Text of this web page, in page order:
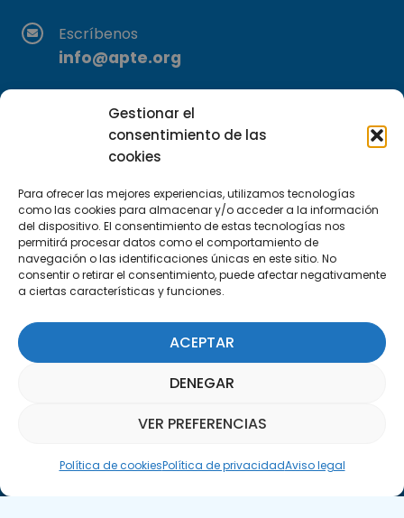
Gestionar el
consentimiento de las
cookies
Para ofrecer las mejores experiencias, utilizamos tecnologías
como las cookies para almacenar y/o acceder a la información
del dispositivo. El consentimiento de estas tecnologías nos
permitirá procesar datos como el comportamiento de
navegación o las identificaciones únicas en este sitio. No
consentir o retirar el consentimiento, puede afectar negativamente
a ciertas características y funciones.
ACEPTAR
DENEGAR
VER PREFERENCIAS
Política de cookiesPolítica de privacidadAviso legal
Escríbenos
info@apte.org
Encuéntranos
C/Marie Curie, 35
29590 Campanillas, Málaga
Suscríbete a nuestra Newsletter
SUSCRÍBETE AQUÍ